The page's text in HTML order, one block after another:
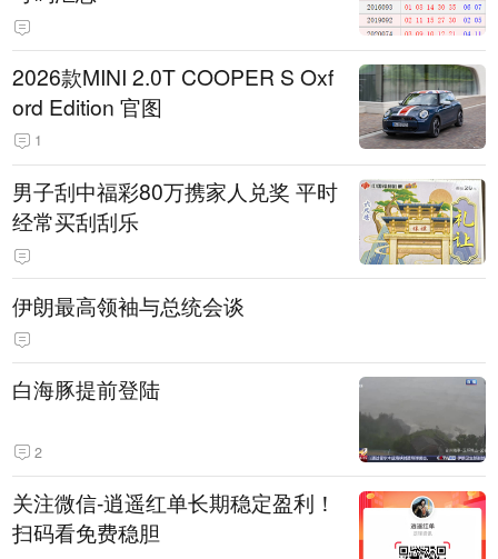
2026款MINI 2.0T COOPER S Oxf
ord Edition 官图
1
男子刮中福彩80万携家人兑奖 平时
经常买刮刮乐
伊朗最高领袖与总统会谈
白海豚提前登陆
2
关注微信-逍遥红单长期稳定盈利！
扫码看免费稳胆